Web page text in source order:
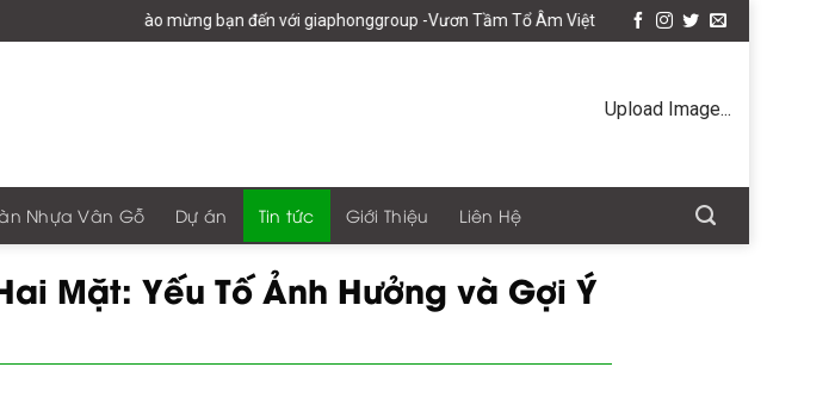
Chào mừng bạn đến với giaphonggroup -Vươn Tầm Tổ Âm Việt
Upload Image...
Nhựa Vân Gỗ Dự án Tin tức Giới Thiệu Liên Hệ
Mặt: Yếu Tố Ảnh Hưởng và Gợi Ý